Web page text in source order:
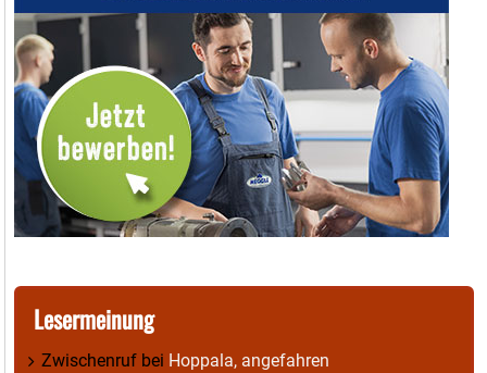
Lesermeinung
Zwischenruf bei Hoppala, angefahren